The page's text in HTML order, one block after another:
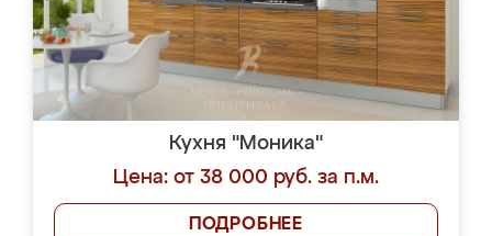
Кухня "Моника"
Цена: от 38 000 руб. за п.м.
ПОДРОБНЕЕ